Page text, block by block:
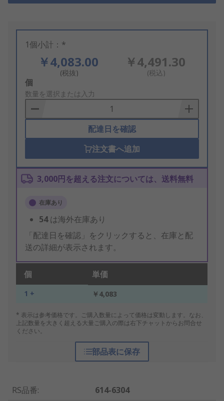
1個小計：*
￥4,083.00
(税抜)
￥4,491.30
(税込)
Add
to
Basket
個
数量を選択または入力
配達日を確認
注文書へ追加
3,000円を超える注文については、送料無料
在庫あり
54は海外在庫あり
「配達日を確認」をクリックすると、在庫と配
送の詳細が表示されます。
個 単価
1 + ￥4,083
* 表示は参考価格です。ご購入数量によって価格は変動します。なお、
上記数量を大きく超える大量ご購入の際は右下チャットからお問合せ
ください。
部品表に保存
RS品番:
614-6304